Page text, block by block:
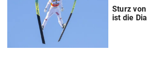
Sturz
ist die